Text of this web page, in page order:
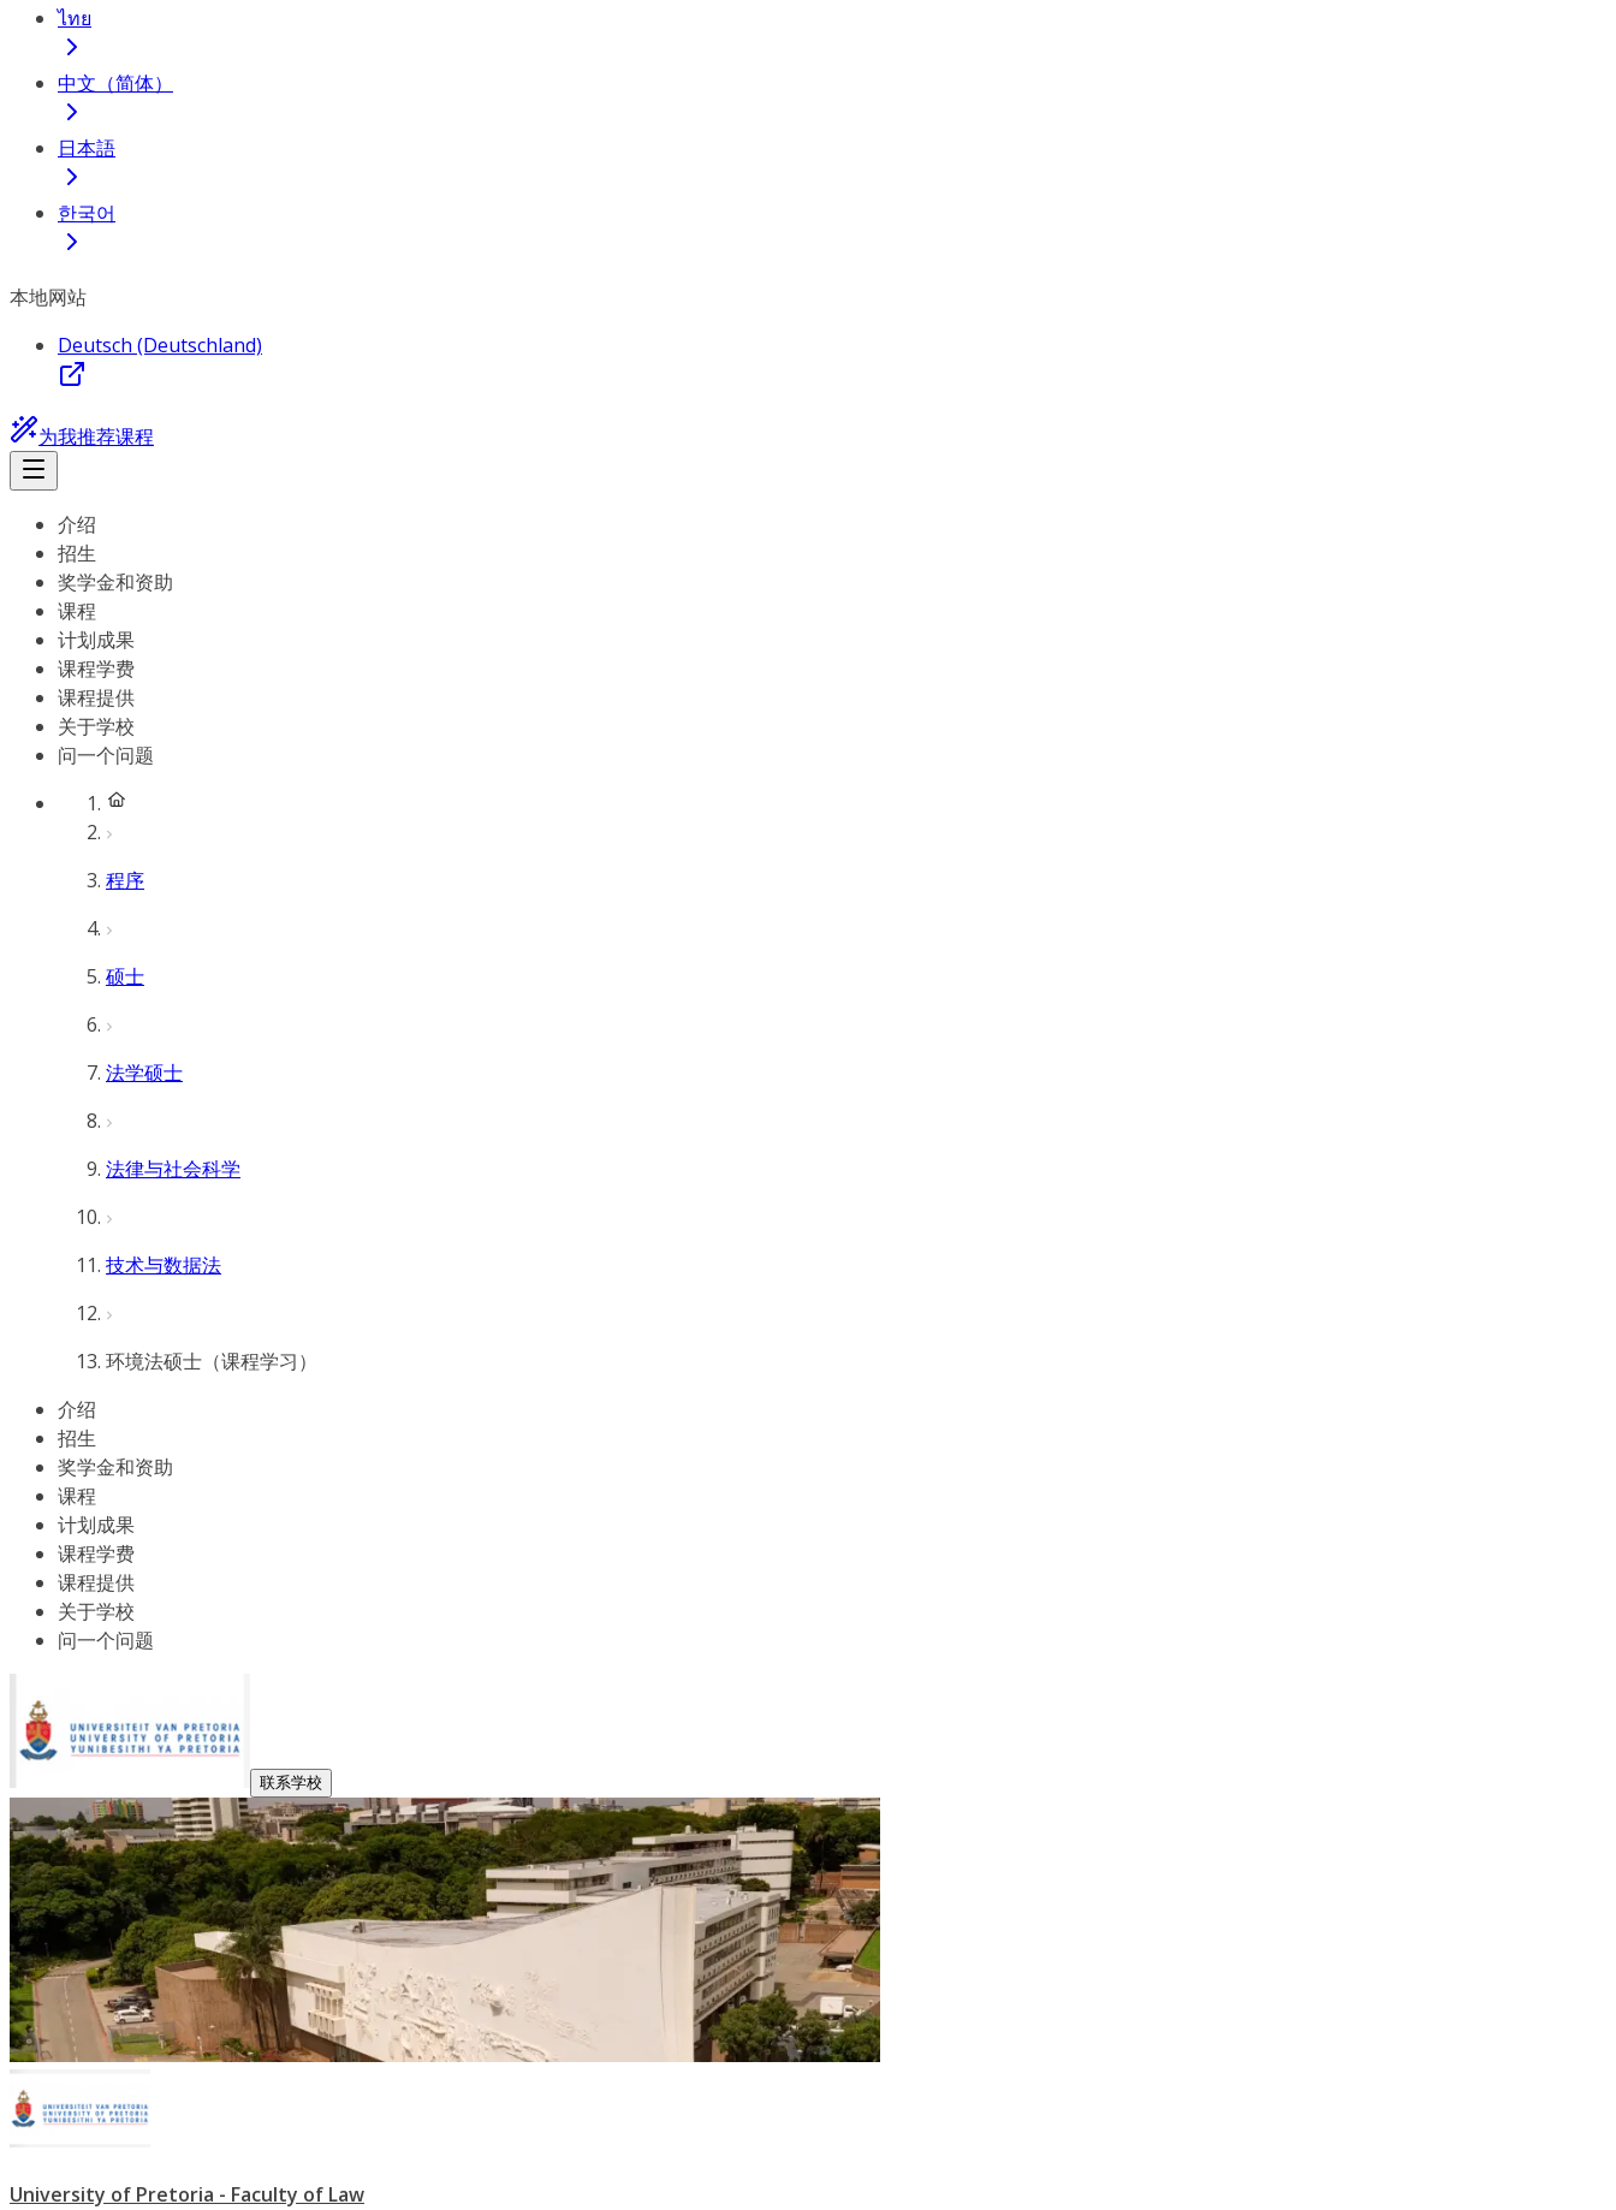
ไทย
中文（简体）
日本語
한국어
本地网站
Deutsch (Deutschland)
为我推荐课程
介绍
招生
奖学金和资助
课程
计划成果
课程学费
课程提供
关于学校
问一个问题
程序
硕士
法学硕士
法律与社会科学
技术与数据法
环境法硕士（课程学习）
介绍
招生
奖学金和资助
课程
计划成果
课程学费
课程提供
关于学校
问一个问题
联系学校
University of Pretoria - Faculty of Law